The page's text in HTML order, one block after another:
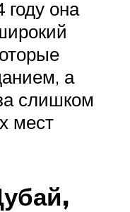
году она
а
слишком
мест